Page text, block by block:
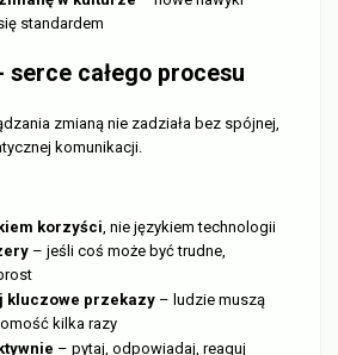
standardem
serce całego procesu
zmianą nie zadziała bez spójnej,
komunikacji.
korzyści , nie językiem technologii
– jeśli coś może być trudne,
kluczowe przekazy – ludzie muszą
kilka razy
– pytaj, odpowiadaj, reaguj